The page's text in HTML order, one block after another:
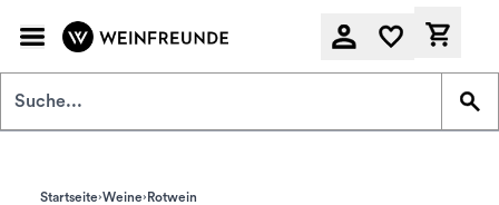
Startseite Weine Rotwein